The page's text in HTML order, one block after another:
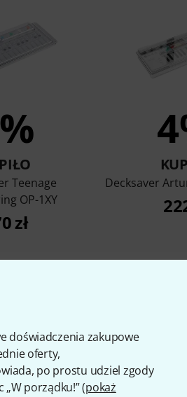
doświadczenia zakupowe
oferty,
po prostu udziel zgody
porządku!” (pokaż
Teenage
OP-1XY
zł
Decksaver